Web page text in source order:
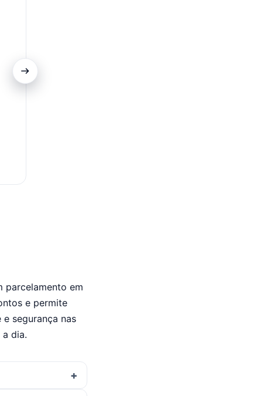
parcelamento em
e permite
segurança nas
dia.